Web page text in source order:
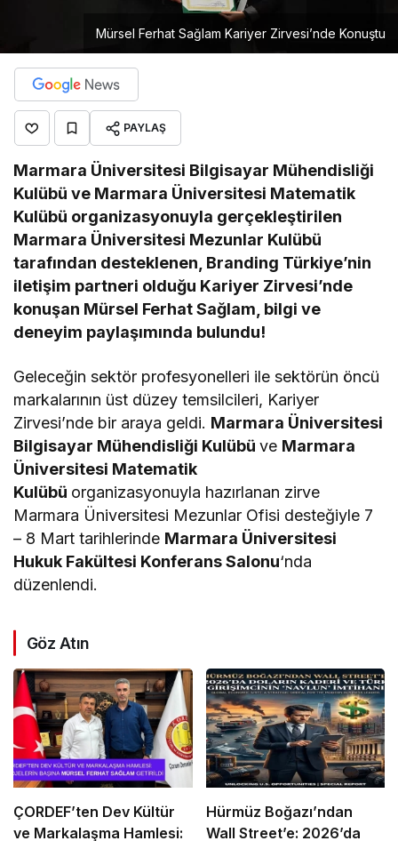
Mürsel Ferhat Sağlam Kariyer Zirvesi’nde Konuştu
PAYLAŞ
Marmara Üniversitesi Bilgisayar Mühendisliği
Kulübü ve Marmara Üniversitesi Matematik
Kulübü organizasyonuyla gerçekleştirilen
Marmara Üniversitesi Mezunlar Kulübü
tarafından desteklenen, Branding Türkiye’nin
iletişim partneri olduğu Kariyer Zirvesi’nde
konuşan Mürsel Ferhat Sağlam, bilgi ve
deneyim paylaşımında bulundu!
Geleceğin sektör profesyonelleri ile sektörün öncü
markalarının üst düzey temsilcileri, Kariyer
Zirvesi’nde bir araya geldi. Marmara Üniversitesi
Bilgisayar Mühendisliği Kulübüve Marmara
Üniversitesi Matematik
Kulübü organizasyonuyla hazırlanan zirve
Marmara Üniversitesi Mezunlar Ofisi desteğiyle 7
– 8 Mart tarihlerinde Marmara Üniversitesi
Hukuk Fakültesi Konferans Salonu‘nda
düzenlendi.
Göz Atın
ÇORDEF’ten Dev Kültür
ve Markalaşma Hamlesi:
Hürmüz Boğazı’ndan
Wall Street’e: 2026’da